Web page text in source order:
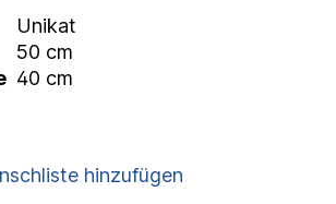
Unikat
50 cm
40 cm
hinzufügen